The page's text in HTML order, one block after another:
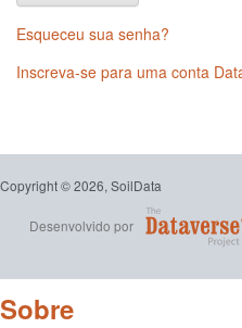
Esqueceu sua senha?
Inscreva-se para uma conta
Copyright © 2026, SoilData
Desenvolvido por
Sobre